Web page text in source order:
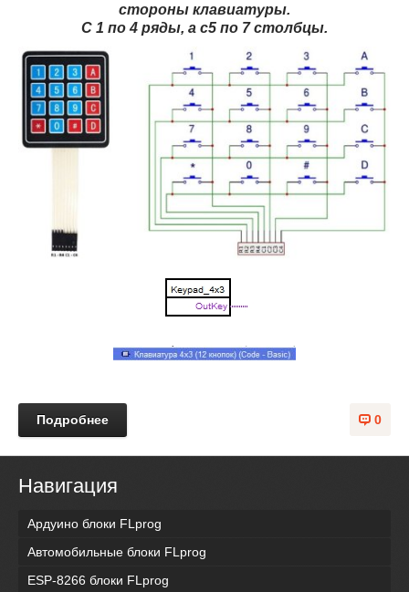
стороны клавиатуры.
С 1 по 4 ряды, а с5 по 7 столбцы.
0
Подробнее
Навигация
Ардуино блоки FLprog
Автомобильные блоки FLprog
ESP-8266 блоки FLprog